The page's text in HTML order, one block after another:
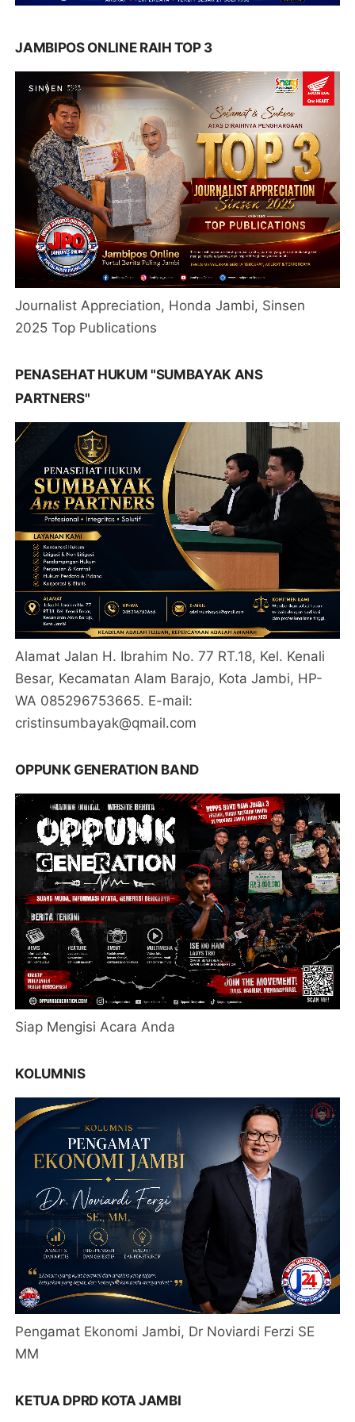
JAMBIPOS ONLINE RAIH TOP 3
Journalist Appreciation, Honda Jambi, Sinsen
2025 Top Publications
PENASEHAT HUKUM "SUMBAYAK ANS
PARTNERS"
Alamat Jalan H. Ibrahim No. 77 RT.18, Kel. Kenali
Besar, Kecamatan Alam Barajo, Kota Jambi, HP-
WA 085296753665. E-mail:
cristinsumbayak@qmail.com
OPPUNK GENERATION BAND
Siap Mengisi Acara Anda
KOLUMNIS
Pengamat Ekonomi Jambi, Dr Noviardi Ferzi SE
MM
KETUA DPRD KOTA JAMBI